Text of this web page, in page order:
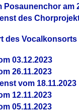
Posaunenchor am
des
des Vocalkonsorts
03.12.2023
26.11.2023
vom 18.11.2023
12.11.2023
05.11.2023